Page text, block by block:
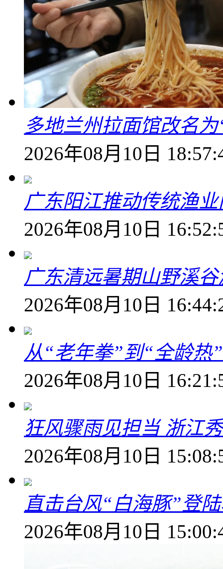
多地兰州拉面馆改名
2026年08月10日
广东阳江推动传统渔
2026年08月10日
广东清远暑期山野溪
2026年08月10日
从“老年拳”到“全龄热
2026年08月10日
狂风骤雨见担当 浙江
2026年08月10日
直击台风“白海豚”登
2026年08月10日